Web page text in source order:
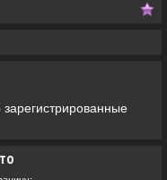
зарегистрированные